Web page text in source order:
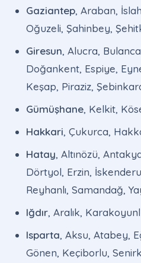
Gaziantep, Araban,
Oğuzeli, Şahinbey,
Giresun, Alucra,
Doğankent, Espiye,
Keşap, Piraziz,
Gümüşhane, Kelkit,
Hakkari, Çukurca,
Hatay, Altınözü,
Dörtyol, Erzin,
Reyhanlı, Samandağ,
Iğdır, Aralık,
Isparta, Aksu, Atabey,
Gönen, Keçiborlu,